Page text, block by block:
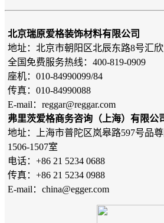
北京瑞原爱格装饰材料有限公司
地址：北京市朝阳区北辰东路8号汇
全国免费服务热线：400-819-0909
座机：010-84990099/84
传真：010-84990088
E-mail：reggar@reggar.com
弗里茨爱格商务咨询（上海）有限公
地址：上海市普陀区岚皋路597号品
1506-1507室
电话：+86 21 5234 0688
传真：+86 21 5234 0988
E-mail：china@egger.com